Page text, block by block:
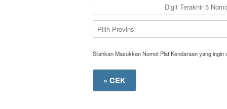
Silahkan Masukkan Nomot Plat Kendaraan yang ingin